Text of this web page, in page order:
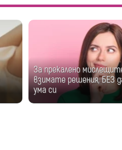
За прекалено
взимате решения, БЕЗ
ума си